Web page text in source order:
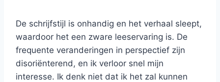
De schrijfstijl is onhandig en het verhaal sleept,
waardoor het een zware leeservaring is. De
frequente veranderingen in perspectief zijn
disoriënterend, en ik verloor snel mijn
interesse. Ik denk niet dat ik het zal kunnen